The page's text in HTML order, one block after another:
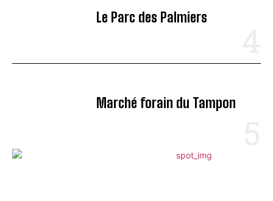
Le Parc des Palmiers
Marché forain du Tampon